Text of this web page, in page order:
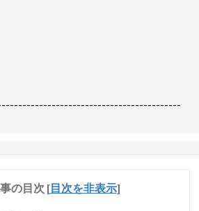
の目次 [目次を非表示]